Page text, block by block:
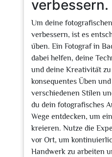
verbessern.
Um deine
verbessern, ist es
üben. Ein Fotograf in
dabei helfen, deine
und deine Kreativität
konsequentes Üben
verschiedenen Stilen
du dein fotografisches
Wege entdecken, um
kreieren. Nutze die
vor Ort, um
Handwerk zu arbeiten